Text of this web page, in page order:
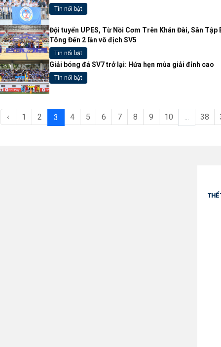
Tin nổi bật
Đội tuyển UPES, Từ Nồi Cơm Trên Khán Đài, Sân Tập
Tông Đến 2 lần vô địch SV5
Tin nổi bật
Giải bóng đá SV7 trở lại: Hứa hẹn mùa giải đỉnh cao
Tin nổi bật
‹ 1 2 3 4 5 6 7 8 9 10 ... 38